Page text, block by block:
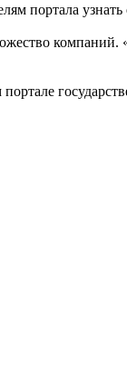
портала
компаний.